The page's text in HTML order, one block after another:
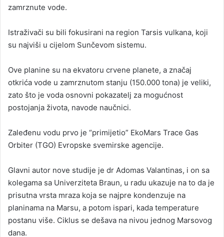
n
m
a
l
zamrznute vode.
Istraživači su bili fokusirani na region Tarsis vulkana, koji
su najviši u cijelom Sunčevom sistemu.
Ove planine su na ekvatoru crvene planete, a značaj
otkrića vode u zamrznutom stanju (150.000 tona) je veliki,
zato što je voda osnovni pokazatelj za mogućnost
postojanja života, navode naučnici.
Zaleđenu vodu prvo je “primijetio” EkoMars Trace Gas
Orbiter (TGO) Evropske svemirske agencije.
Glavni autor nove studije je dr Adomas Valantinas, i on sa
kolegama sa Univerziteta Braun, u radu ukazuje na to da je
prisutna vrsta mraza koja se najpre kondenzuje na
planinama na Marsu, a potom ispari, kada temperature
postanu više. Ciklus se dešava na nivou jednog Marsovog
dana.